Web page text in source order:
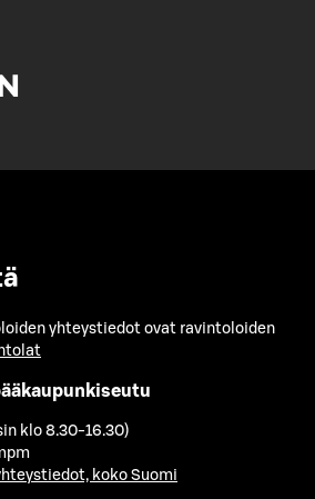
yhteystiedot ovat ravintoloiden
klo 8.30-16.30)
koko Suomi